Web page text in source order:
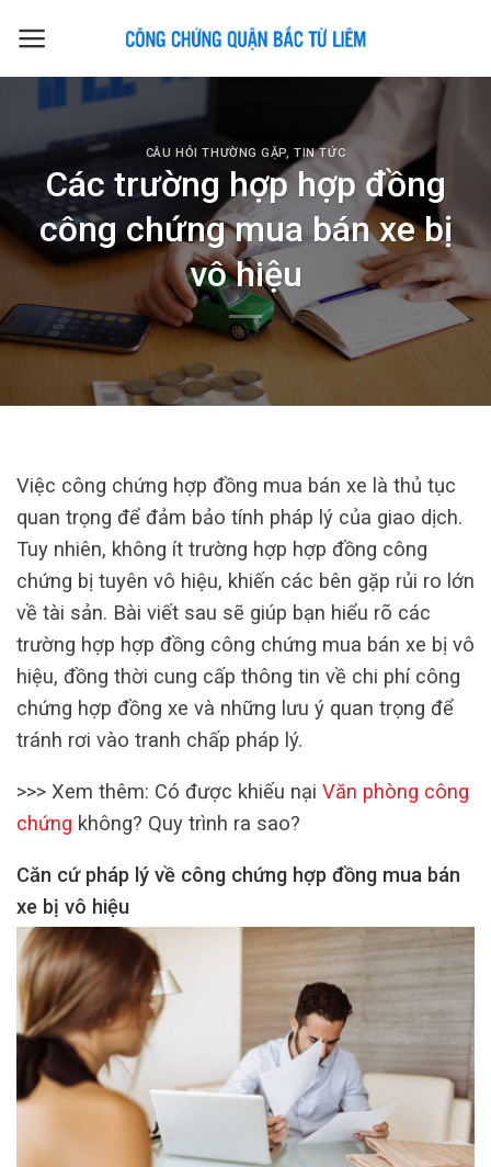
CÂU HỎI THƯỜNG GẶP,TIN TỨC
Các trường hợp hợp đồng
công chứng mua bán xe bị
vô hiệu
Việc công chứng hợp đồng mua bán xe là thủ tục
quan trọng để đảm bảo tính pháp lý của giao dịch.
Tuy nhiên, không ít trường hợp hợp đồng công
chứng bị tuyên vô hiệu, khiến các bên gặp rủi ro lớn
về tài sản. Bài viết sau sẽ giúp bạn hiểu rõ các
trường hợp hợp đồng công chứng mua bán xe bị vô
hiệu, đồng thời cung cấp thông tin về chi phí công
chứng hợp đồng xe và những lưu ý quan trọng để
tránh rơi vào tranh chấp pháp lý.
>>> Xem thêm: Có được khiếu nại Văn phòng công
chứng không? Quy trình ra sao?
Căn cứ pháp lý về công chứng hợp đồng mua bán
xe bị vô hiệu